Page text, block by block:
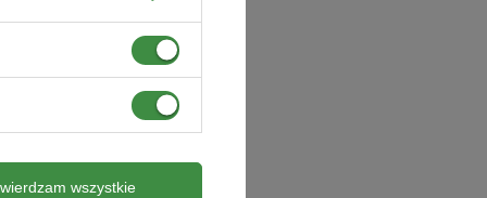
wszystkie